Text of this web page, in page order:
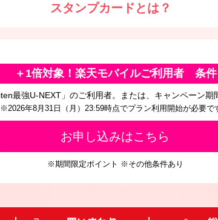
スタンプカードとは？
＋1倍対象！楽天モバイルご利用者 条件
最強U-NEXT」のご利用者。または、キャンペーン期
※2026年8月31日（月）23:59時点でプラン利用開始が必要で
お申し込みはこちら
※期間限定ポイント ※その他条件あり